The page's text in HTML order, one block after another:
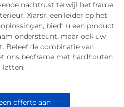
nachtrust terwijl het frame
Xiarsr, een leider op het
biedt u een product
ondersteunt, maar ook uw
Beleef de combinatie van
ons bedframe met hardhouten
latten.
offerte aan